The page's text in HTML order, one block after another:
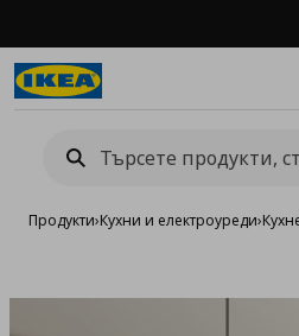
Продукти›Кухни и електроуреди›